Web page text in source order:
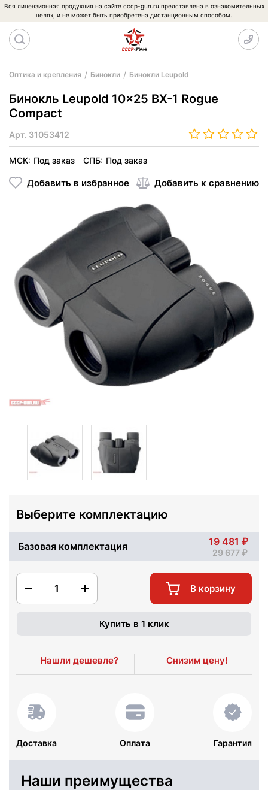
Вся лицензионная продукция на сайте cccp-gun.ru представлена в ознакомительных
целях, и не может быть приобретена дистанционным способом.
Оптика и крепления Бинокли Бинокли Leupold
Бинокль Leupold 10x25 BX-1 Rogue
Compact
Арт. 31053412
МСК: Под заказ СПБ: Под заказ
Добавить в избранное Добавить к сравнению
Выберите комплектацию
Базовая комплектация 19 481
29 677
1 В корзину
Купить в 1 клик
Нашли дешевле? Снизим цену!
Доставка Оплата Гарантия
Наши преимущества